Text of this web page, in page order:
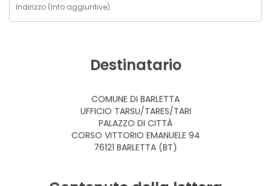
Destinatario
COMUNE DI BARLETTA
UFFICIO TARSU/TARES/TARI
PALAZZO DI CITTÀ
CORSO VITTORIO EMANUELE 94
76121 BARLETTA (BT)